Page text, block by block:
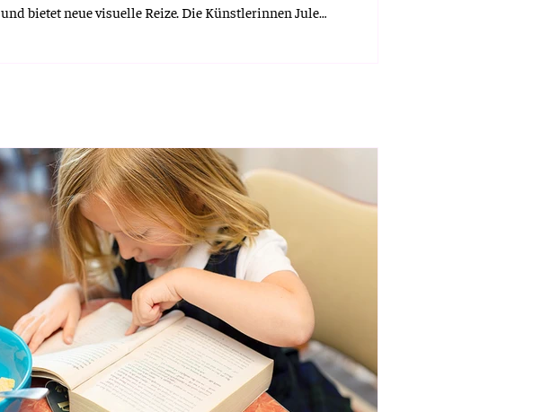
und bietet neue visuelle Reize. Die Künstlerinnen Jule